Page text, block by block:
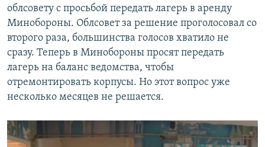
облсовету с просьбой передать лагерь в аренду
Минобороны. Облсовет за решение проголосовал со
второго раза, большинства голосов хватило не
сразу. Теперь в Минобороны просят передать
лагерь на баланс ведомства, чтобы
отремонтировать корпусы. Но этот вопрос уже
несколько месяцев не решается.